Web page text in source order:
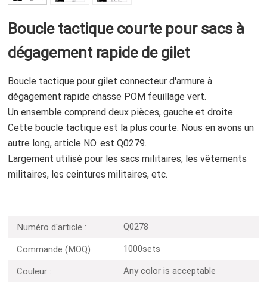
Boucle tactique courte pour sacs à
dégagement rapide de gilet
Boucle tactique pour gilet connecteur d'armure à
dégagement rapide chasse POM feuillage vert.
Un ensemble comprend deux pièces, gauche et droite.
Cette boucle tactique est la plus courte. Nous en avons un
autre long, article NO. est Q0279.
Largement utilisé pour les sacs militaires, les vêtements
militaires, les ceintures militaires, etc.
Numéro d'article : Q0278
Commande (MOQ) : 1000sets
Couleur : Any color is acceptable